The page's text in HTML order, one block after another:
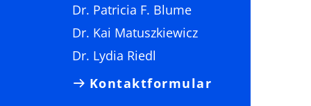
Dr. Patricia F. Blume
Dr. Kai Matuszkiewicz
Dr. Lydia Riedl
Kontaktformular